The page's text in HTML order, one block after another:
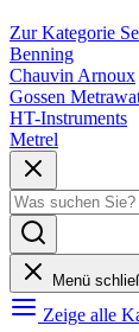
Zur Kategorie
Benning
Chauvin Arnoux
Gossen
HT-Instruments
Metrel
Menü
Zeige alle